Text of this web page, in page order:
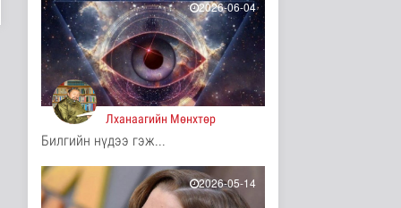
11 цаг 57 минутын өмнө
Иргэд: Хичээлийн
хэрэгслийн үнэ багагүй
нэмэгдсэ..
Нийгэм 11 цагийн өмнө
Турк, Саудын Араб,
Пакистан улсууд
батлан хамгаа..
Дэлхийд
11 цаг 4 минутын өмнө
2026-06-04
Лханаагийн Мөнхтөр
Билгийн нүдээ гэж...
2026-05-14